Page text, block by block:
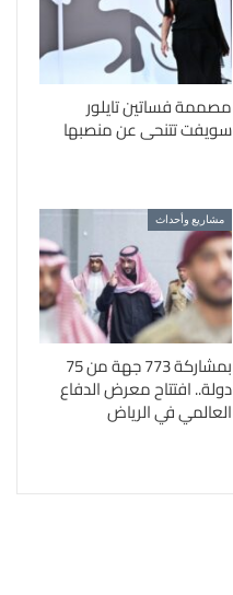
مصممة فساتين تايلور
سويفت تتنحى عن منصبها
مشاريع وأحداث
بمشاركة 773 جهة من 75
دولة.. افتتاح معرض الدفاع
العالمي في الرياض